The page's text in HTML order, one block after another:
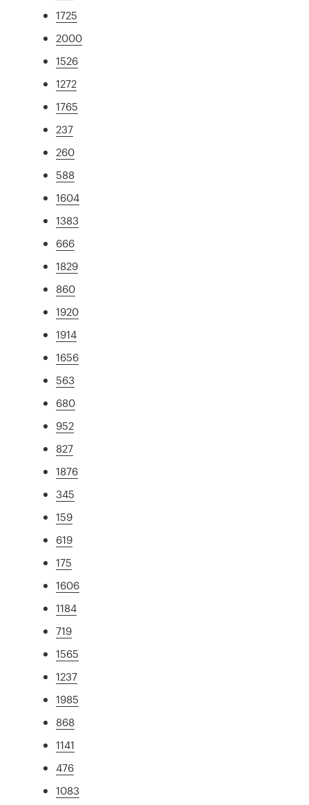
1725
2000
1526
1272
1765
237
260
588
1604
1383
666
1829
860
1920
1914
1656
563
680
952
827
1876
345
159
619
175
1606
1184
719
1565
1237
1985
868
1141
476
1083